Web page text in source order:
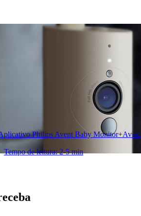
Philips Avent Baby Monitor+Aviso
Tempo de leitura: 2-5 min